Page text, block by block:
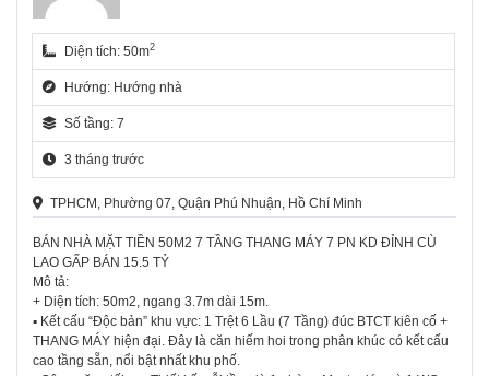
Diện tích: 50m2
Hướng: Hướng nhà
Số tầng: 7
3 tháng trước
TPHCM, Phường 07, Quận Phú Nhuận, Hồ Chí Minh
BÁN NHÀ MẶT TIỀN 50M2 7 TẦNG THANG MÁY 7 PN KD ĐỈNH CÙ
LAO GẤP BÁN 15.5 TỶ
Mô tả:
+ Diện tích: 50m2, ngang 3.7m dài 15m.
​▪ Kết cấu “Độc bản” khu vực: 1 Trệt 6 Lầu (7 Tầng) đúc BTCT kiên cố +
THANG MÁY hiện đại. Đây là căn hiếm hoi trong phân khúc có kết cấu
cao tầng sẵn, nổi bật nhất khu phố.